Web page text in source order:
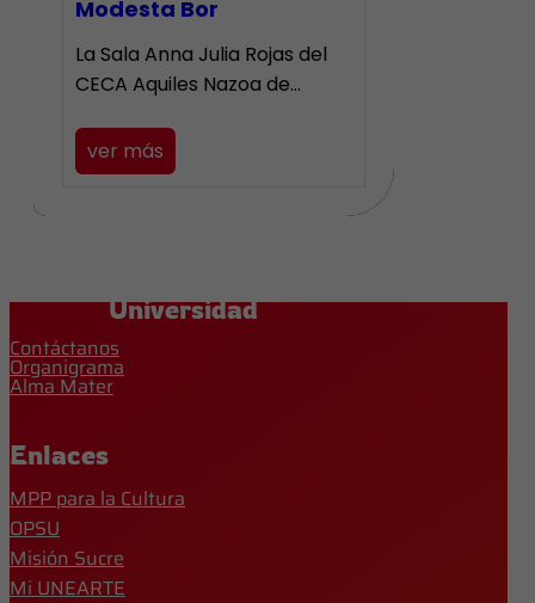
Modesta Bor
La Sala Anna Julia Rojas del
CECA Aquiles Nazoa de…
ver más
Universidad
Contáctanos
Organigrama
Alma Mater
Enlaces
MPP para la Cultura
OPSU
Misión Sucre
Mi UNEARTE